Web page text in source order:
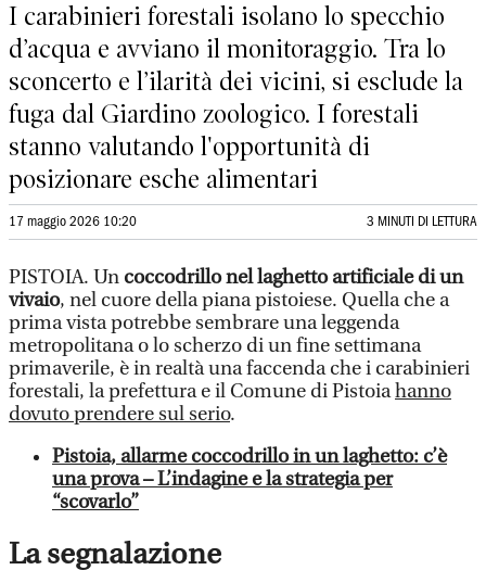
I carabinieri forestali isolano lo specchio
d’acqua e avviano il monitoraggio. Tra lo
sconcerto e l’ilarità dei vicini, si esclude la
fuga dal Giardino zoologico. I forestali
stanno valutando l'opportunità di
posizionare esche alimentari
17 maggio 2026 10:20 3 MINUTI DI LETTURA
PISTOIA. Un coccodrillo nel laghetto artificiale di un
vivaio, nel cuore della piana pistoiese. Quella che a
prima vista potrebbe sembrare una leggenda
metropolitana o lo scherzo di un fine settimana
primaverile, è in realtà una faccenda che i carabinieri
forestali, la prefettura e il Comune di Pistoiahanno
dovuto prendere sul serio.
Pistoia, allarme coccodrillo in un laghetto: c’è
una prova – L’indagine e la strategia per
“scovarlo”
La segnalazione